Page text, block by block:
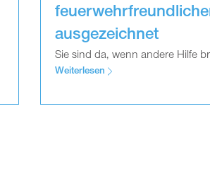
ausgezeichnet
Sie sind da, wenn andere Hilfe
Weiterlesen